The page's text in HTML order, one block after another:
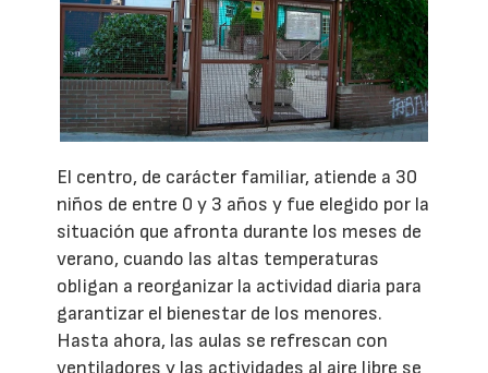
El centro, de carácter familiar, atiende a 30
niños de entre 0 y 3 años y fue elegido por la
situación que afronta durante los meses de
verano, cuando las altas temperaturas
obligan a reorganizar la actividad diaria para
garantizar el bienestar de los menores.
Hasta ahora, las aulas se refrescan con
ventiladores y las actividades al aire libre se